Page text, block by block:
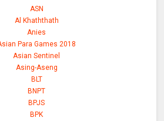
ASN
Al Khaththath
Anies
Para Games 2018
Asian Sentinel
Asing-Aseng
BLT
BNPT
BPJS
BPK